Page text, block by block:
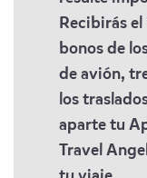
Recibirás
bonos de
de avión,
los
aparte tu
Travel